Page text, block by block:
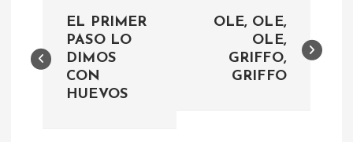
a
EL PRIMER
PASO LO
DIMOS
CON
HUEVOS
OLE, OLE,
OLE,
GRIFFO,
GRIFFO